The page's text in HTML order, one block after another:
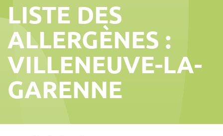
LISTE DES
ALLERGÈNES :
VILLENEUVE-LA-
GARENNE